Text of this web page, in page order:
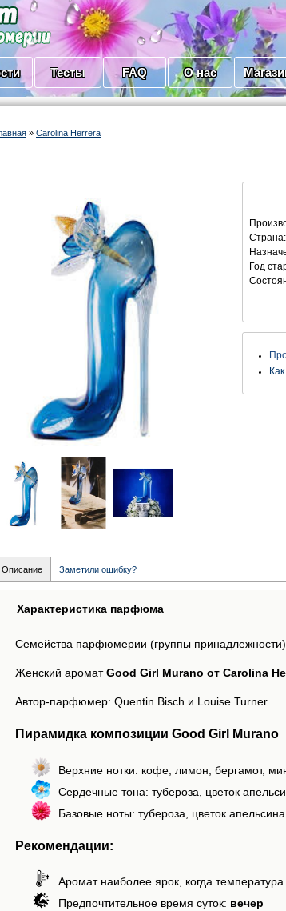
Тесты FAQ О нас
» Carolina Herrera
Страна:
Год
Описание Заметили ошибку?
Характеристика парфюма
Семейства парфюмерии (группы
Женский ароматGood Girl Murano от Carolina
Автор-парфюмер: Quentin Bisch и Louise Turner.
Пирамидка композиции Good Girl Murano
Верхние нотки: кофе, лимон, бергамот,
Сердечные тона: тубероза, цветок
Базовые ноты: тубероза, цветок
Рекомендации:
Аромат наиболее ярок, когда
Предпочтительное время суток: вечер